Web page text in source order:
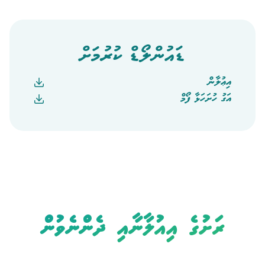
ޑައުންލޯޑް ކުރުމަށް
އިޢުލާން
އަގު ހުށަހަޅާ ފޯމް
ރަށުގެ އިއުލާނާއި ދެންނެވުން